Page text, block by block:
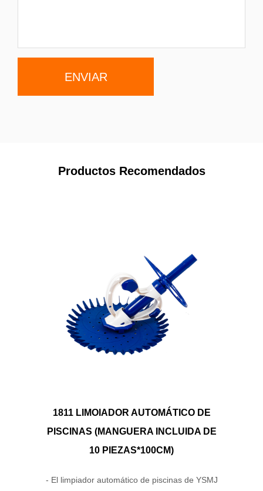
Productos Recomendados
1811 LIMOIADOR AUTOMÁTICO DE
PISCINAS (MANGUERA INCLUIDA DE
10 PIEZAS*100CM)
- El limpiador automático de piscinas de YSMJ